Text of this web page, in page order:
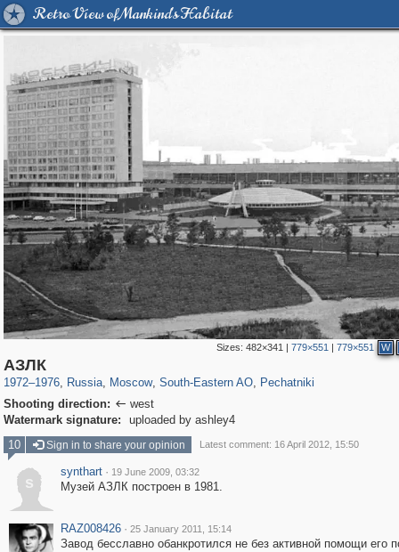
Retro View of Mankind's Habitat
Sizes: 482×341 | 779×551 | 779×551 W
АЗЛК
1972–1976, Russia, Moscow, South-Eastern AO, Pechatniki
Shooting direction:  west
Watermark signature:
uploaded by ashley4
10
Sign in to share your opinion Latest comment: 16 April 2012, 15:50
s
synthart · 19 June 2009, 03:32
Музей АЗЛК построен в 1981.
RAZ008426 · 25 January 2011, 15:14
Завод бесславно обанкротился не без активной помощи его